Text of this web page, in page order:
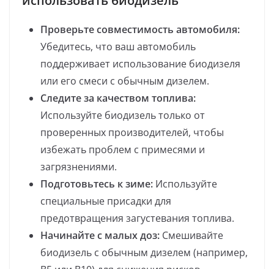
Проверьте совместимость автомобиля:
Убедитесь, что ваш автомобиль
поддерживает использование биодизеля
или его смеси с обычным дизелем.
Следите за качеством топлива:
Используйте биодизель только от
проверенных производителей, чтобы
избежать проблем с примесями и
загрязнениями.
Подготовьтесь к зиме: Используйте
специальные присадки для
предотвращения загустевания топлива.
Начинайте с малых доз: Смешивайте
биодизель с обычным дизелем (например,